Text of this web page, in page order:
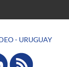
- URUGUAY